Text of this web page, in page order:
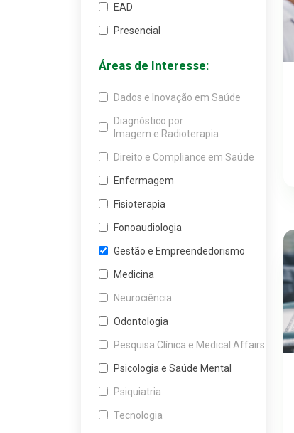
EAD
Presencial
Áreas de Interesse:
Dados e Inovação em Saúde
Diagnóstico por
Imagem e Radioterapia
Direito e Compliance em Saúde
Enfermagem
Fisioterapia
Fonoaudiologia
Gestão e Empreendedorismo
Medicina
Neurociência
Odontologia
Pesquisa Clínica e Medical Affairs
Psicologia e Saúde Mental
Psiquiatria
Tecnologia